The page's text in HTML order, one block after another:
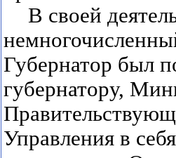
В своей
Губернатор был
губернатору,
Управления в